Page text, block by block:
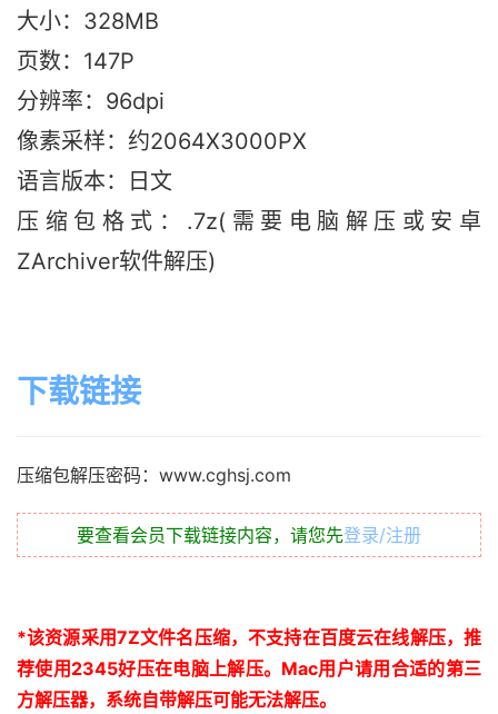
大小：328MB
页数：147P
分辨率：96dpi
像素采样：约2064X3000PX
语言版本：日文
压缩包格式：.7z(需要电脑解压或安卓
ZArchiver软件解压)
下载链接
压缩包解压密码：www.cghsj.com
要查看会员下载链接内容，请您先登录/注册
*该资源采用7Z文件名压缩，不支持在百度云在线解压，推
荐使用2345好压在电脑上解压。 Mac用户请用合适的第三
方解压器，系统自带解压可能无法解压。